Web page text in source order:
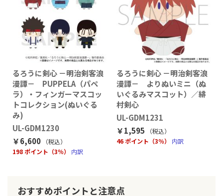
るろうに剣心 －明治剣客浪
漫譚－ PUPPELA（パペ
ラ）・フィンガーマスコッ
トコレクション(ぬいぐる
み)
UL-GDM1230
￥6,600
（税込）
198 ポイント（3％）
内訳
るろうに剣心 －明治剣客浪
漫譚－ よりぬいミニ（ぬ
いぐるみマスコット）／緋
村剣心
UL-GDM1231
￥1,595
（税込）
46 ポイント（3％）
内訳
おすすめポイントと注意点